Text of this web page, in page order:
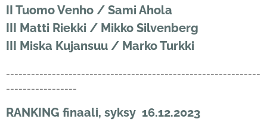
II Tuomo Venho / Sami Ahola
III Matti Riekki / Mikko Silvenberg
III Miska Kujansuu / Marko Turkki
-------------------------------------------------------------
-----------------
RANKING finaali, syksy 16.12.2023